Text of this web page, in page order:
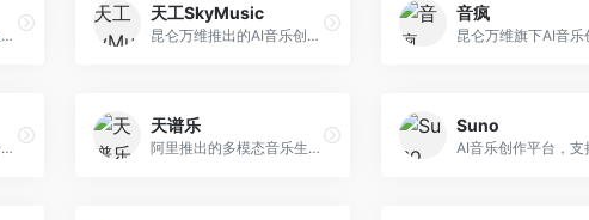
在线AI音乐生成器，专注于快速音乐创作。面向内容创作者，支持多种风格音乐生成，操作简便，生成速度快，适合快速配乐需求。
天工SkyMusic
昆仑万维推出的AI音乐创作平台，基于天工大模型。面向音乐创作者，支持歌词生成、旋律创作、音乐编曲等服务，中文音乐创作能力强。
音疯
免费AI音乐创作工具，专注于高质量音乐生成。面向音乐创作者和内容制作者，支持多种音乐风格生成，音质专业，创作自由度高，适合专业音乐制作场景。
天谱乐
阿里推出的多模态音乐生成平台，整合音频与文本理解能力。面向内容创作者，支持歌词生成、旋律创作、音乐编辑等服务，与阿里生态深度整合。
Suno